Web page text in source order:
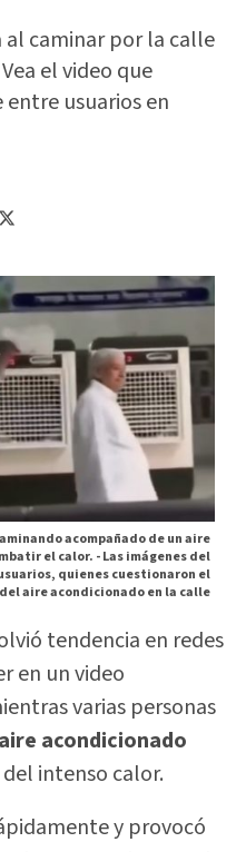
caminar por la calle
el video que
usuarios en
acompañado de un aire
el calor. -Las imágenes del
quienes cuestionaron el
aire acondicionado en la calle
tendencia en redes
en un video
varias personas
aire acondicionado
intenso calor.
y provocó